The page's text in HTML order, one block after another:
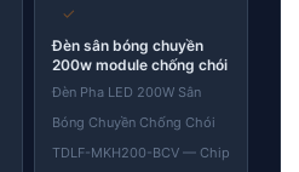
✓
Đèn sân bóng chuyền
200w module chống chói
Đèn Pha LED 200W Sân
Bóng Chuyền Chống Chói
TDLF-MKH200-BCV — Chip